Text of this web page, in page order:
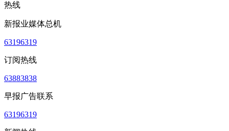
热线
新报业媒体总机
63196319
订阅热线
63883838
早报广告联系
63196319